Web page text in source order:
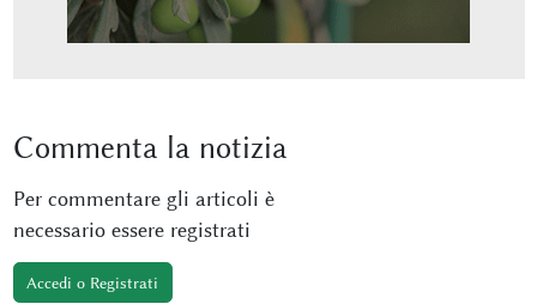
Commenta la notizia
Per commentare gli articoli è
necessario essere registrati
Accedi o Registrati